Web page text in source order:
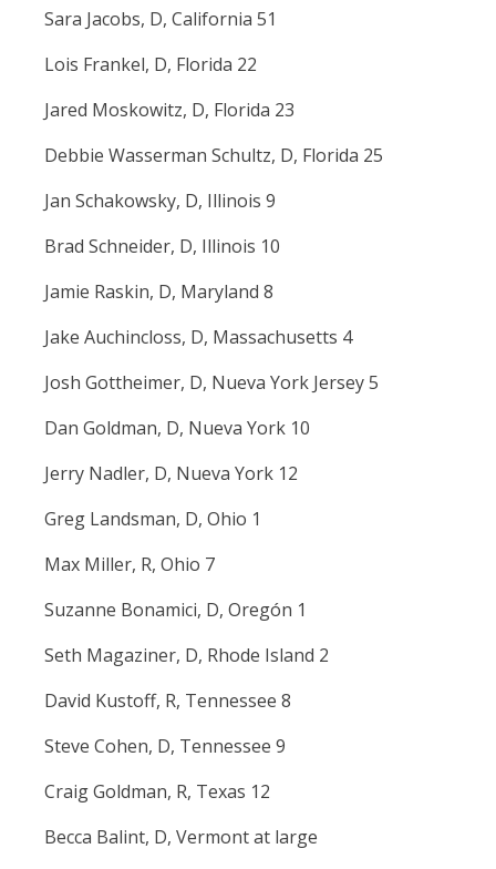
Sara Jacobs, D, California 51
Lois Frankel, D, Florida 22
Jared Moskowitz, D, Florida 23
Debbie Wasserman Schultz, D, Florida 25
Jan Schakowsky, D, Illinois 9
Brad Schneider, D, Illinois 10
Jamie Raskin, D, Maryland 8
Jake Auchincloss, D, Massachusetts 4
Josh Gottheimer, D, Nueva York Jersey 5
Dan Goldman, D, Nueva York 10
Jerry Nadler, D, Nueva York 12
Greg Landsman, D, Ohio 1
Max Miller, R, Ohio 7
Suzanne Bonamici, D, Oregón 1
Seth Magaziner, D, Rhode Island 2
David Kustoff, R, Tennessee 8
Steve Cohen, D, Tennessee 9
Craig Goldman, R, Texas 12
Becca Balint, D, Vermont at large